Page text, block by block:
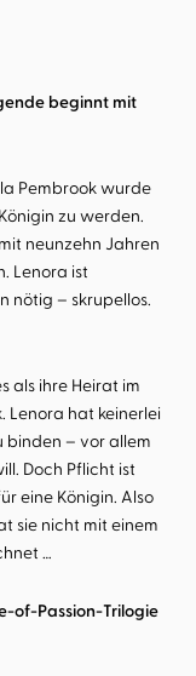
beginnt mit
Pembrook wurde
zu werden.
neunzehn Jahren
Lenora ist
nötig – skrupellos.
als ihre Heirat im
Lenora hat keinerlei
binden – vor allem
Doch Pflicht ist
eine Königin. Also
sie nicht mit einem
…
of-Passion-Trilogie